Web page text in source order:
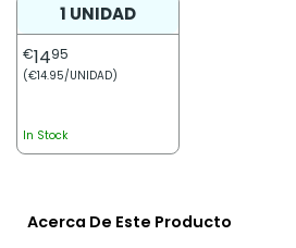
1 UNIDAD
€1495
(€14.95/UNIDAD)
In Stock
Acerca De Este Producto